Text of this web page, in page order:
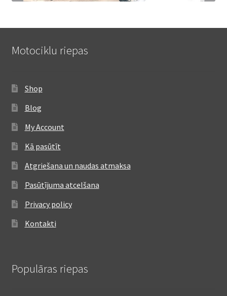
Motociklu riepas
Shop
Blog
My Account
Kā pasūtīt
Atgriešana un naudas atmaksa
Pasūtījuma atcelšana
Privacy policy
Kontakti
Populāras riepas